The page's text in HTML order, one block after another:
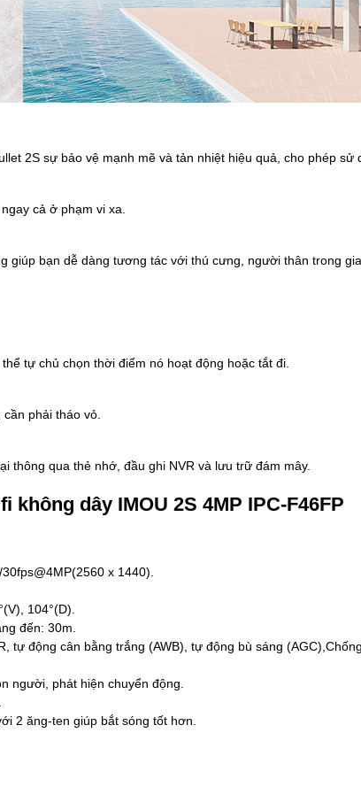
2S sự bảo vệ mạnh mẽ và tản nhiệt hiệu quả, cho phép
cả ở phạm vi xa.
giúp bạn dễ dàng tương tác với thú cưng, người thân trong
tự chủ chọn thời điểm nó hoạt động hoặc tắt đi.
phải tháo vỏ.
thông qua thẻ nhớ, đầu ghi NVR và lưu trữ đám mây.
không dây IMOU 2S 4MP IPC-F46FP
x 1440).
104°(D).
đến: 30m.
tự động cân bằng trắng (AWB), tự động bù sáng
người, phát hiện chuyển động.
2 ăng-ten giúp bắt sóng tốt hơn.